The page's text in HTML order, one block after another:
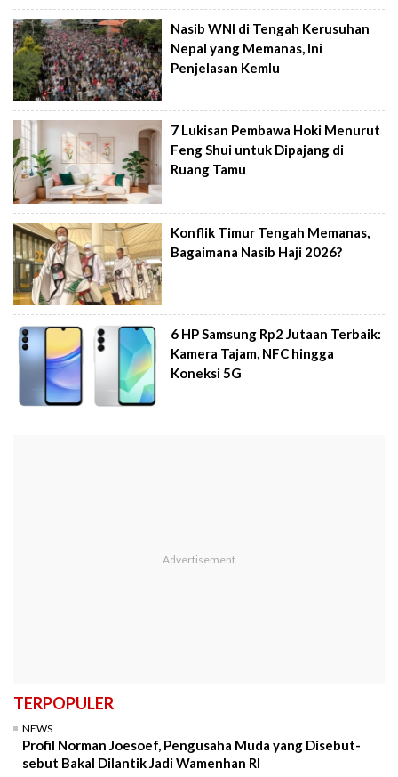
Nasib WNI di Tengah Kerusuhan
Nepal yang Memanas, Ini
Penjelasan Kemlu
7 Lukisan Pembawa Hoki Menurut
Feng Shui untuk Dipajang di
Ruang Tamu
Konflik Timur Tengah Memanas,
Bagaimana Nasib Haji 2026?
6 HP Samsung Rp2 Jutaan Terbaik:
Kamera Tajam, NFC hingga
Koneksi 5G
TERPOPULER
NEWS
Profil Norman Joesoef, Pengusaha Muda yang Disebut-
sebut Bakal Dilantik Jadi Wamenhan RI